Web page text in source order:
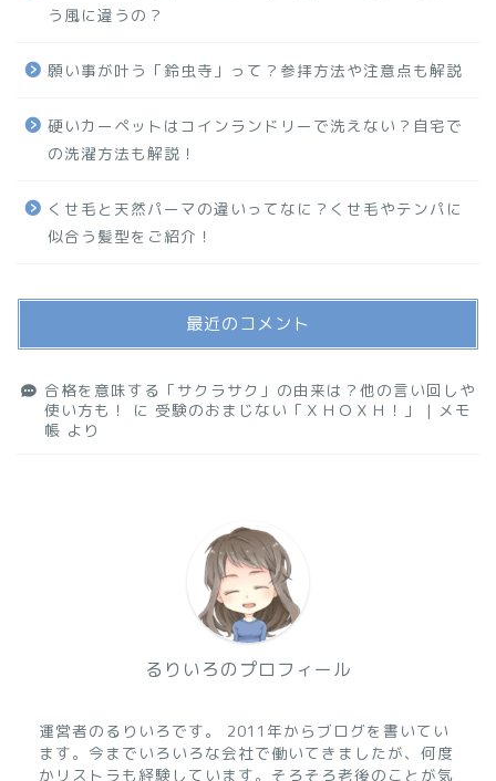
う風に違うの？
願い事が叶う「鈴虫寺」って？参拝方法や注意点も解説
硬いカーペットはコインランドリーで洗えない？自宅で
の洗濯方法も解説！
くせ毛と天然パーマの違いってなに？くせ毛やテンパに
似合う髪型をご紹介！
最近のコメント
合格を意味する「サクラサク」の由来は？他の言い回しや
使い方も！
に 受験のおまじない「ＸＨＯＸＨ！」 | メモ
帳 より
るりいろのプロフィール
運営者のるりいろです。 2011年からブログを書いてい
ます。今までいろいろな会社で働いてきましたが、何度
かリストラも経験しています。そろそろ老後のことが気